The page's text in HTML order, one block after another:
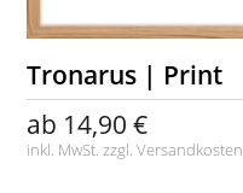
Tronarus | Print
ab 14,90 €
inkl. MwSt. zzgl.Versandkosten